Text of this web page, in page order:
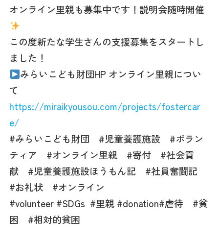
オンライン里親も募集中です！説明会随時開催
この度新たな学生さんの支援募集をスタートし
ました！
みらいこども財団HP オンライン里親につい
て
https://miraikyousou.com/projects/fostercar
e/
#みらいこども財団 #児童養護施設 #ボラン
ティア #オンライン里親 #寄付 #社会貢
献 #児童養護施設ほうもん記 #社員奮闘記
#お礼状 #オンライン
#volunteer #SDGs #里親 #donation#虐待 #貧
困 #相対的貧困